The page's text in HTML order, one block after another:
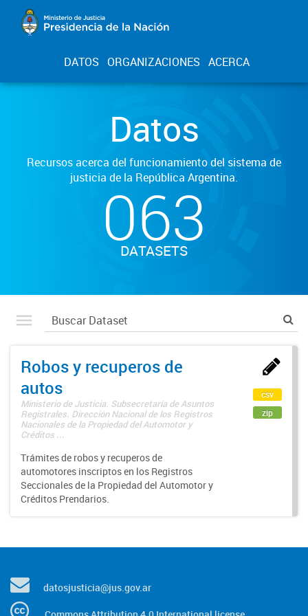
DATOS ORGANIZACIONES ACERCA
Datos
Recursos acerca del funcionamiento del sistema de
justicia de la República Argentina.
063
DATASETS
Robos y recuperos de
autos
Ministerio de Justicia. Subsecretaría de Asuntos
Registrales. Dirección Nacional de los Registros
Nacionales de la Propiedad del Automotor y
Créditos ...
Trámites de robos y recuperos de
automotores inscriptos en los Registros
Seccionales de la Propiedad del Automotor y
Créditos Prendarios.
csv
zip
datosjusticia@jus.gov.ar